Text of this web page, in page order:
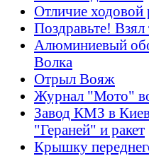
Отличие ходовой
Поздравьте!
Алюминиевый
Волка
Отрыл Вояж
Журнал "Мото"
Завод КМЗ в
"Гераней" и ракет
Крышку